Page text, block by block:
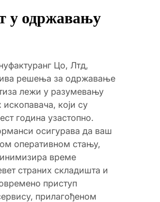
у одржавању
Цо, Лтд,
решења за одржавање
лежи у разумевању
који су
година узастопно.
осигурава да ваш
оперативном стању,
време
страних складишта и
приступ
прилагођеном